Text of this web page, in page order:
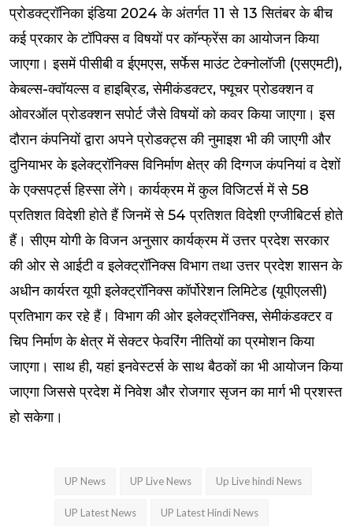
प्रोडक्ट्रॉनिका इंडिया 2024 के अंतर्गत 11 से 13 सितंबर के बीच
कई प्रकार के टॉपिक्स व विषयों पर कॉन्फ्रेंस का आयोजन किया
जाएगा। इसमें पीसीबी व ईएमएस, सर्फेस माउंट टेक्नोलॉजी (एसएमटी),
केबल्स-क्वॉयल्स व हाइब्रिड, सेमीकंडक्टर, फ्यूचर प्रोडक्शन व
ओवरऑल प्रोडक्शन सपोर्ट जैसे विषयों को कवर किया जाएगा। इस
दौरान कंपनियों द्वारा अपने प्रोडक्ट्स की नुमाइश भी की जाएगी और
दुनियाभर के इलेक्ट्रॉनिक्स विनिर्माण क्षेत्र की दिग्गज कंपनियां व देशों
के एक्सपर्ट्स हिस्सा लेंगे। कार्यक्रम में कुल विजिटर्स में से 58
प्रतिशत विदेशी होते हैं जिनमें से 54 प्रतिशत विदेशी एग्जीबिटर्स होते
हैं। सीएम योगी के विजन अनुसार कार्यक्रम में उत्तर प्रदेश सरकार
की ओर से आईटी व इलेक्ट्रॉनिक्स विभाग तथा उत्तर प्रदेश शासन के
अधीन कार्यरत यूपी इलेक्ट्रॉनिक्स कॉर्पोरेशन लिमिटेड (यूपीएलसी)
प्रतिभाग कर रहे हैं। विभाग की ओर इलेक्ट्रॉनिक्स, सेमीकंडक्टर व
चिप निर्माण के क्षेत्र में सेक्टर फेवरिंग नीतियों का प्रमोशन किया
जाएगा। साथ ही, यहां इनवेस्टर्स के साथ बैठकों का भी आयोजन किया
जाएगा जिससे प्रदेश में निवेश और रोजगार सृजन का मार्ग भी प्रशस्त
हो सकेगा।
UP News UP Live News Up Live hindi News
UP Latest News UP Latest Hindi News